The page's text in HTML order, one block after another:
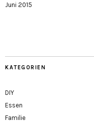
Juni 2015
KATEGORIEN
DIY
Essen
Familie